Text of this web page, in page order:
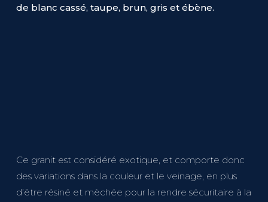
de blanc cassé, taupe, brun, gris et ébène.
Ce granit est considéré exotique, et comporte donc
des variations dans la couleur et le veinage, en plus
d’être résiné et mèchée pour la rendre sécuritaire à la